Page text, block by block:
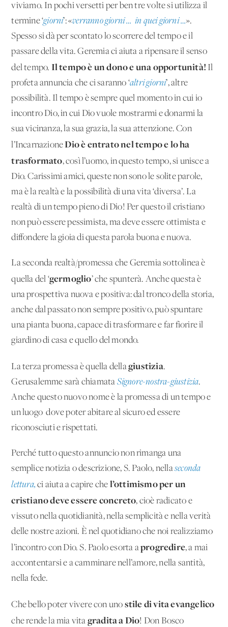
viviamo. In pochi versetti per ben tre volte si utilizza il
termine ‘giorni’: «verranno giorni … in quei giorni …».
Spesso si dà per scontato lo scorrere del tempo e il
passare della vita. Geremia ci aiuta a ripensare il senso
del tempo. Il tempo è un dono e una opportunità! Il
profeta annuncia che ci saranno ‘altri giorni’, altre
possibilità. Il tempo è sempre quel momento in cui io
incontro Dio, in cui Dio vuole mostrarmi e donarmi la
sua vicinanza, la sua grazia, la sua attenzione. Con
l’IncarnazioneDio è entrato nel tempo e lo ha
trasformato, così l’uomo, in questo tempo, si unisce a
Dio. Carissimi amici, queste non sono le solite parole,
ma è la realtà e la possibilità di una vita ‘diversa’. La
realtà di un tempo pieno di Dio! Per questo il cristiano
non può essere pessimista, ma deve essere ottimista e
diffondere la gioia di questa parola buona e nuova.
La seconda realtà/promessa che Geremia sottolinea è
quella del ‘germoglio’ che spunterà. Anche questa è
una prospettiva nuova e positiva: dal tronco della storia,
anche dal passato non sempre positivo, può spuntare
una pianta buona, capace di trasformare e far fiorire il
giardino di casa e quello del mondo.
La terza promessa è quella dellagiustizia.
Gerusalemme sarà chiamata Signore-nostra-giustizia.
Anche questo nuovo nome è la promessa di un tempo e
un luogo dove poter abitare al sicuro ed essere
riconosciuti e rispettati.
Perché tutto questo annuncio non rimanga una
semplice notizia o descrizione, S. Paolo, nellaseconda
lettura, ci aiuta a capire che l’ottimismo per un
cristiano deve essere concreto, cioè radicato e
vissuto nella quotidianità, nella semplicità e nella verità
delle nostre azioni. È nel quotidiano che noi realizziamo
l’incontro con Dio. S. Paolo esorta aprogredire, a mai
accontentarsi e a camminare nell’amore, nella santità,
nella fede.
Che bello poter vivere con uno stile di vita evangelico
che rende la mia vita gradita a Dio! Don Bosco